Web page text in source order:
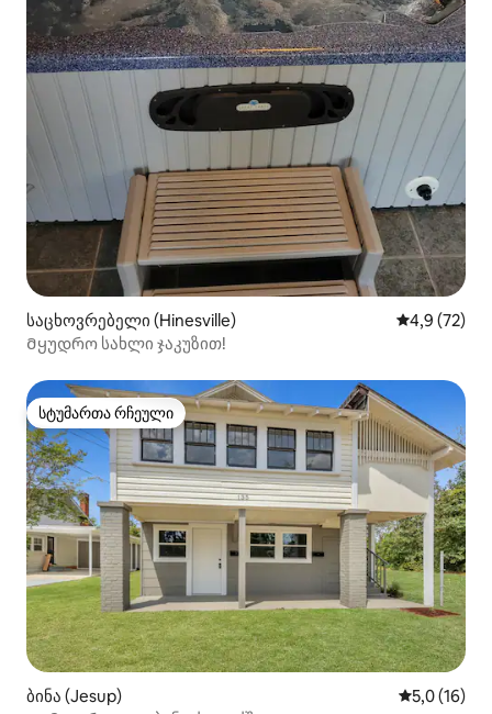
საცხოვრებელი (Hinesville) საშუალო
4,9 (72)
Მყუდრო სახლი ჯაკუზით!
სტუმართა რჩეული
სტუმართა რჩეული
ბინა (Jesup) საშუალო
5,0 (16)